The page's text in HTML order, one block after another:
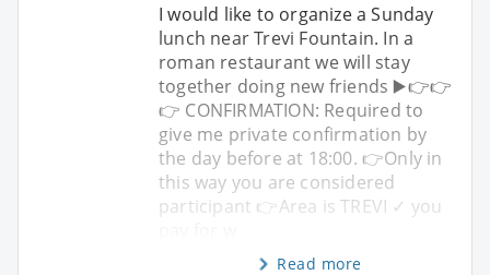
I would like to organize a Sunday
lunch near Trevi Fountain. In a
roman restaurant we will stay
together doing new friends ▶️👉👉
👉 CONFIRMATION: Required to
give me private confirmation by
the day before at 18:00. 👉Only in
this way you are considered
participant 👉Area is TREVI ✓ you
Read more